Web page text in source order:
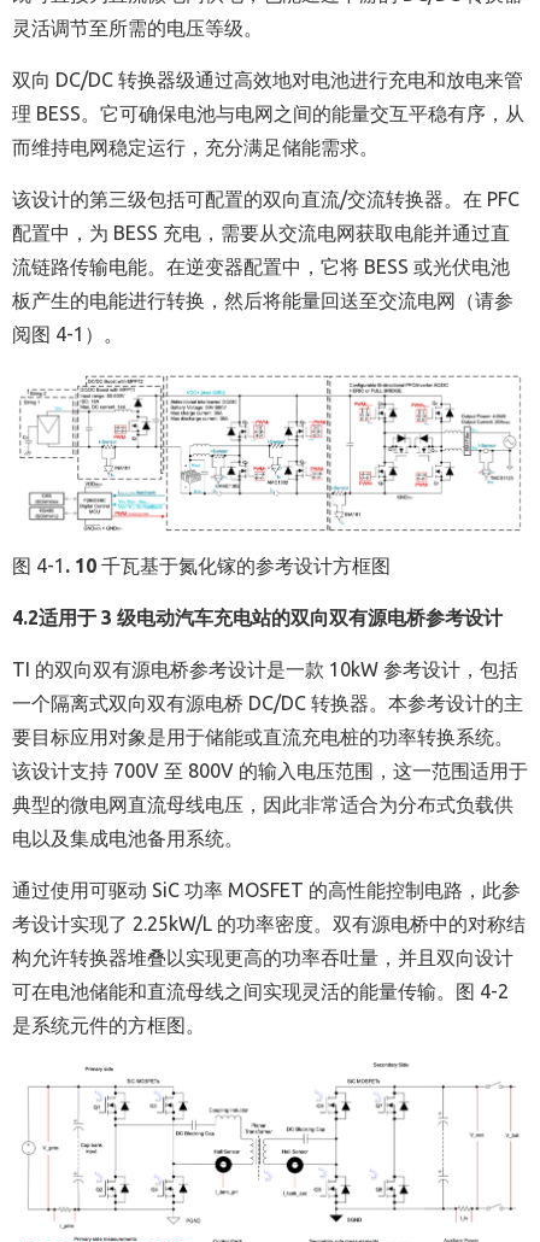
灵活调节至所需的电压等级。
双向 DC/DC 转换器级通过高效地对电池进行充电和放电来管
理 BESS。它可确保电池与电网之间的能量交互平稳有序，从
而维持电网稳定运行，充分满足储能需求。
该设计的第三级包括可配置的双向直流/交流转换器。在 PFC
配置中，为 BESS 充电，需要从交流电网获取电能并通过直
流链路传输电能。在逆变器配置中，它将 BESS 或光伏电池
板产生的电能进行转换，然后将能量回送至交流电网（请参
阅图 4-1）。
图 4-1 . 10 千瓦基于氮化镓的参考设计方框图
4.2适用于 3 级电动汽车充电站的双向双有源电桥参考设计
TI 的双向双有源电桥参考设计是一款 10kW 参考设计，包括
一个隔离式双向双有源电桥 DC/DC 转换器。本参考设计的主
要目标应用对象是用于储能或直流充电桩的功率转换系统。
该设计支持 700V 至 800V 的输入电压范围，这一范围适用于
典型的微电网直流母线电压，因此非常适合为分布式负载供
电以及集成电池备用系统。
通过使用可驱动 SiC 功率 MOSFET 的高性能控制电路，此参
考设计实现了 2.25kW/L 的功率密度。双有源电桥中的对称结
构允许转换器堆叠以实现更高的功率吞吐量，并且双向设计
可在电池储能和直流母线之间实现灵活的能量传输。图 4-2
是系统元件的方框图。